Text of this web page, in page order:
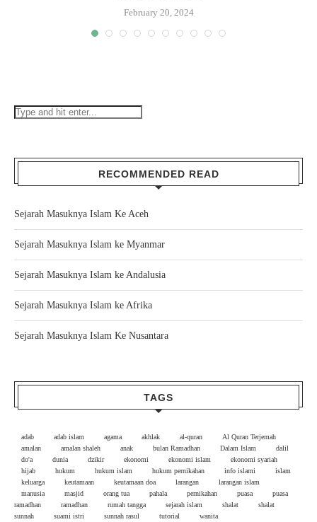
February 20, 2024
RECOMMENDED READ
Sejarah Masuknya Islam Ke Aceh
Sejarah Masuknya Islam ke Myanmar
Sejarah Masuknya Islam ke Andalusia
Sejarah Masuknya Islam ke Afrika
Sejarah Masuknya Islam Ke Nusantara
TAGS
adab adab islam agama akhlak al-quran
Al Quran Terjemah
amalan
amalan shaleh anak bulan Ramadhan Dalam Islam
dalil
do'a
dunia dzikir ekonomi ekonomi islam
ekonomi syariah
hijab
hukum hukum islam hukum pernikahan info islami
islam
keluarga
keutamaan keutamaan doa larangan
larangan islam
manusia
masjid orang tua pahala pernikahan puasa
puasa
ramadhan
ramadhan rumah tangga sejarah islam shalat
shalat
sunnah
suami istri sunnah rasul tutorial wanita